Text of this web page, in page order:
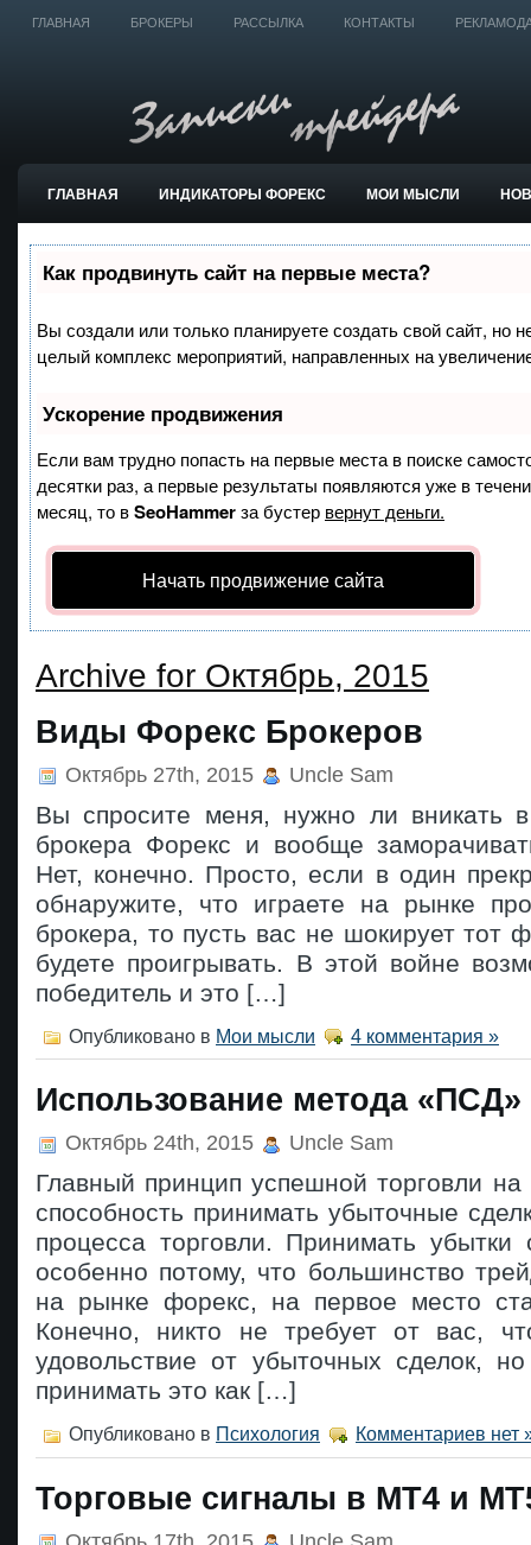
ГЛАВНАЯ БРОКЕРЫ РАССЫЛКА КОНТАКТЫ
ГЛАВНАЯ ИНДИКАТОРЫ ФОРЕКС МОИ МЫСЛИ
ТОРГОВЫЕ СИСТЕМЫ
Как продвинуть сайт на первые места?
Вы создали или только планируете создать свой сайт, но
целый комплекс мероприятий, направленных на
Ускорение продвижения
Если вам трудно попасть на первые места в поиске
десятки раз, а первые результаты появляются уже в
месяц, то вSeoHammerза бустер вернут деньги.
Начать продвижение сайта
Archive for Октябрь, 2015
Виды Форекс Брокеров
Октябрь 27th, 2015 Uncle Sam
Вы спросите меня, нужно ли вникать
брокера Форекс и вообще
Нет, конечно. Просто, если в один
обнаружите, что играете на рынке
брокера, то пусть вас не шокирует тот
будете проигрывать. В этой войне
победитель и это […]
Опубликовано в Мои мысли 4 комментария »
Использование метода «ПСД»
Октябрь 24th, 2015 Uncle Sam
Главный принцип успешной торговли
способность принимать убыточные
процесса торговли. Принимать убытки
особенно потому, что большинство
на рынке форекс, на первое место
Конечно, никто не требует от вас,
удовольствие от убыточных сделок,
принимать это как […]
Опубликовано в Психология Комментариев нет
Торговые сигналы в MT4 и